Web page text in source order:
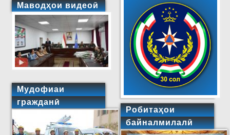
Маводҳои видеоӣ
Мудофиаи
гражданӣ
Робитаҳои
байналмилалӣ